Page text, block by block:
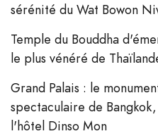
sérénité du Wat Bowon
Temple du Bouddha
le plus vénéré de
Grand Palais : le
spectaculaire de
l'hôtel Dinso Mon